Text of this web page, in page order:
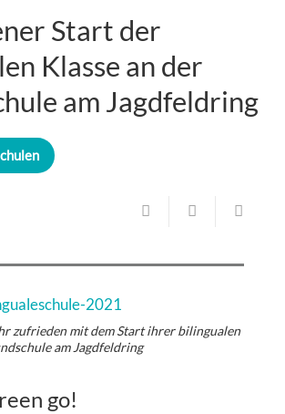
Start der
Klasse an der
am Jagdfeldring
zufrieden mit dem Start ihrer bilingualen
am Jagdfeldring
go!